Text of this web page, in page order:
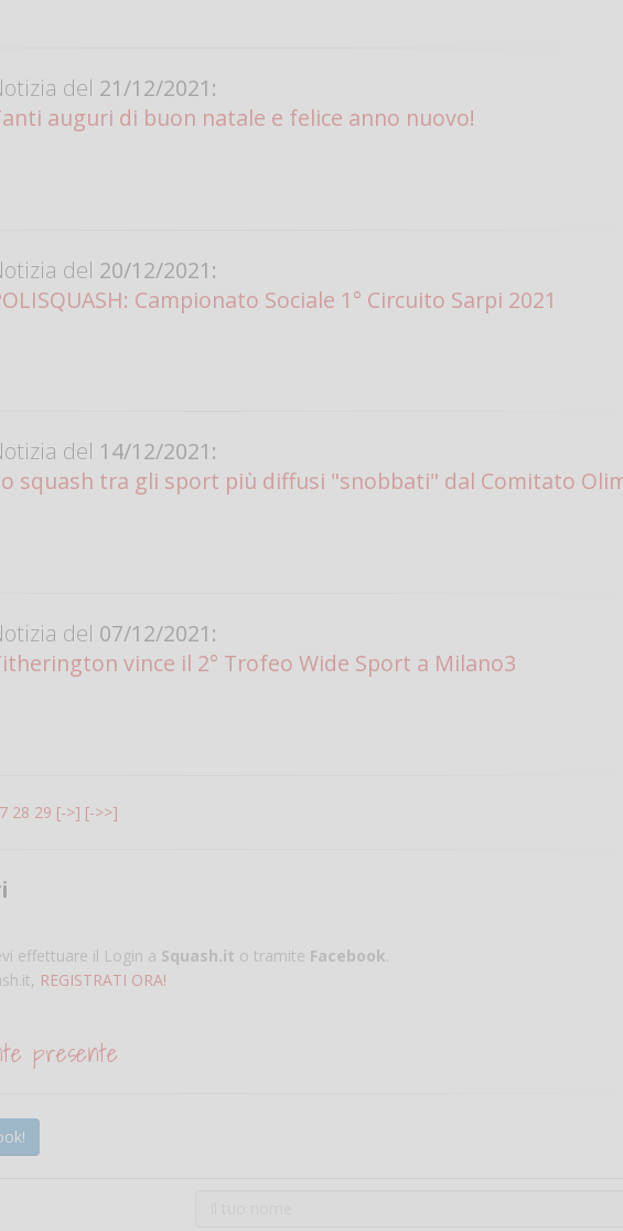
del 21/12/2021:
auguri di buon natale e felice anno nuovo!
del 20/12/2021:
Campionato Sociale 1° Circuito Sarpi 2021
del 14/12/2021:
squash tra gli sport più diffusi "snobbati" dal Comitato
del 07/12/2021:
vince il 2° Trofeo Wide Sport a Milano3
28 29 [->] [->>]
effettuare il Login a Squash.it o tramite Facebook.
REGISTRATI ORA!
presente